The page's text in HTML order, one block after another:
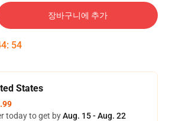
장바구니에 추가
: 54
States
today to get byAug. 15 - Aug. 22